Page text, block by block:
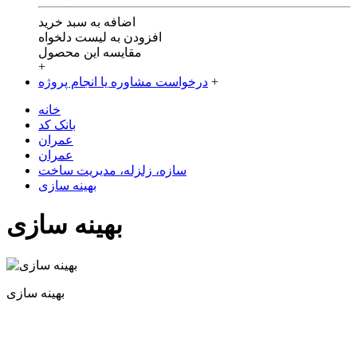
اضافه به سبد خرید
افزودن به لیست دلخواه
مقایسه این محصول
+
درخواست مشاوره یا انجام پروژه +
خانه
بانک کد
عمران
عمران
سازه، زلزله، مدیریت ساخت
بهینه سازی
بهینه سازی
بهینه سازی